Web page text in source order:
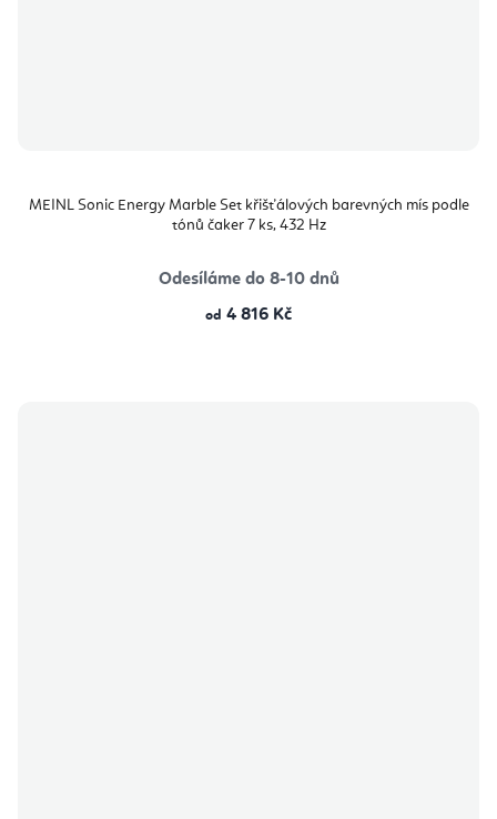
MEINL Sonic Energy Marble Set křišťálových barevných mís podle
tónů čaker 7 ks, 432 Hz
Odesíláme do 8-10 dnů
od 4 816 Kč